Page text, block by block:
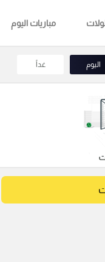
مباريات اليوم
اليوم غداً